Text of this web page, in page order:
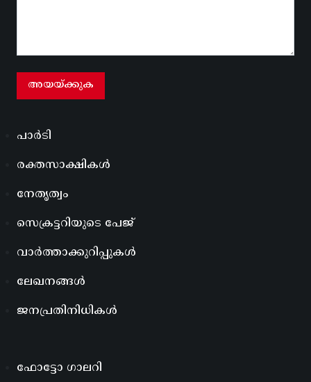
പാർടി
രക്തസാക്ഷികൾ
നേതൃത്വം
സെക്രട്ടറിയുടെ പേജ്
വാർത്താക്കുറിപ്പുകൾ
ലേഖനങ്ങൾ
ജനപ്രതിനിധികൾ
ഫോട്ടോ ഗാലറി